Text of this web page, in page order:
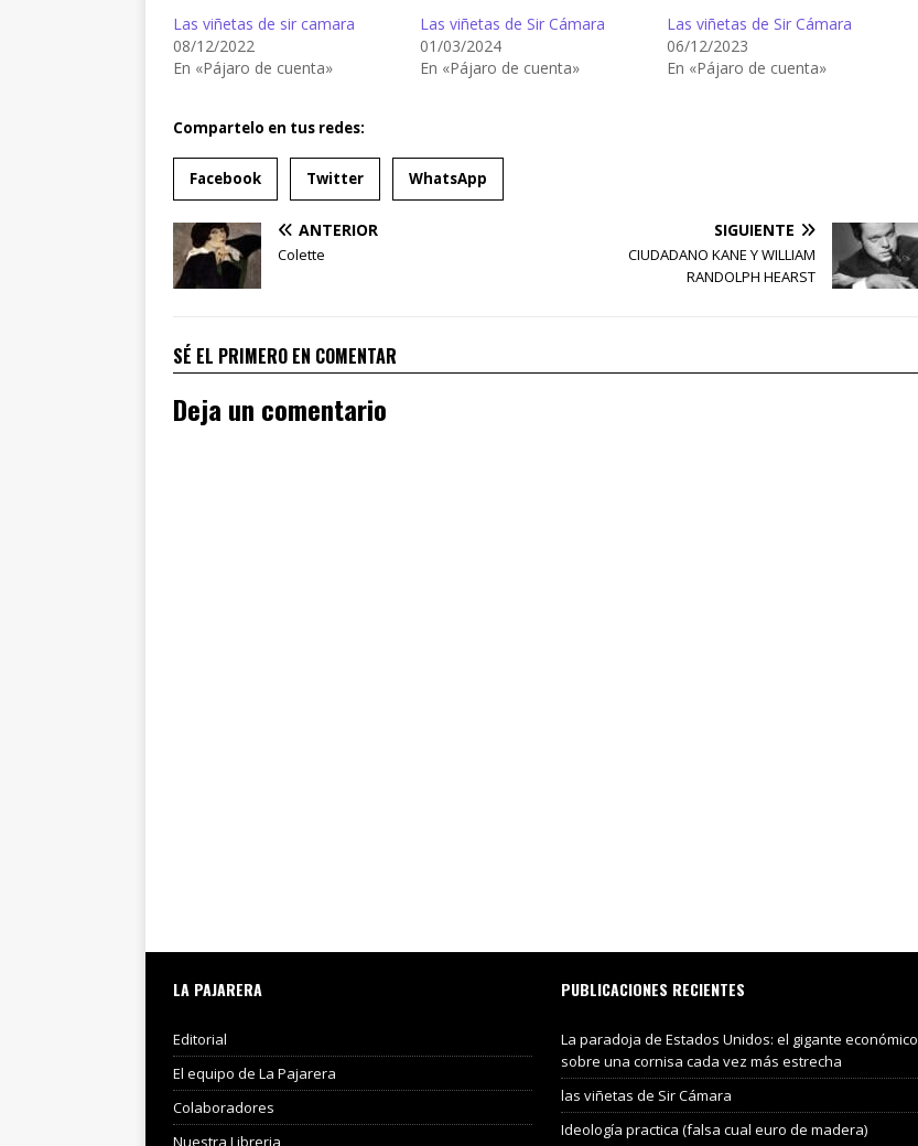
Las viñetas de sir camara
08/12/2022
En «Pájaro de cuenta»
Las viñetas de Sir Cámara
01/03/2024
En «Pájaro de cuenta»
Las viñetas de Sir Cámara
06/12/2023
En «Pájaro de cuenta»
Compartelo en tus redes:
Facebook Twitter WhatsApp
ANTERIOR
Colette
SIGUIENTE
CIUDADANO KANE Y WILLIAM
RANDOLPH HEARST
SÉ EL PRIMERO EN COMENTAR
Deja un comentario
LA PAJARERA
Editorial
El equipo de La Pajarera
Colaboradores
Nuestra Libreria
PUBLICACIONES RECIENTES
La paradoja de Estados Unidos: el gigante económico
sobre una cornisa cada vez más estrecha
las viñetas de Sir Cámara
Ideología practica (falsa cual euro de madera)